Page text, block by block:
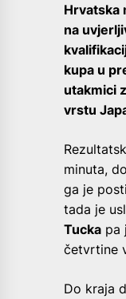
Hrvatska
na
kupa u
utakmici
vrstu
minuta,
ga je
tada je
Tucka pa
četvrtine
Do kraja